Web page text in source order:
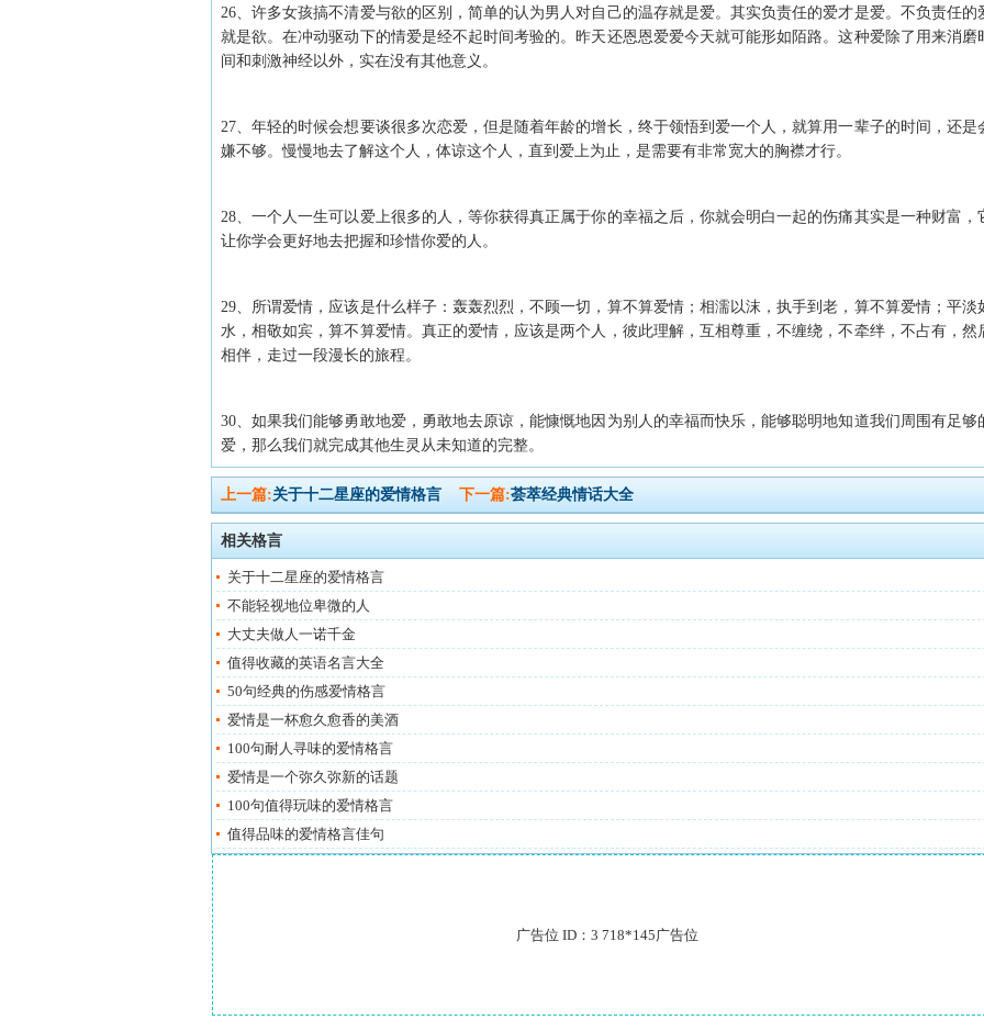
26、许多女孩搞不清爱与欲的区别，简单的认为男人对自己的温存就是爱。其实负责任的爱才是爱。不负责任的
就是欲。在冲动驱动下的情爱是经不起时间考验的。昨天还恩恩爱爱今天就可能形如陌路。这种爱除了用来消磨
间和刺激神经以外，实在没有其他意义。
27、年轻的时候会想要谈很多次恋爱，但是随着年龄的增长，终于领悟到爱一个人，就算用一辈子的时间，还是
嫌不够。慢慢地去了解这个人，体谅这个人，直到爱上为止，是需要有非常宽大的胸襟才行。
28、一个人一生可以爱上很多的人，等你获得真正属于你的幸福之后，你就会明白一起的伤痛其实是一种财富，
让你学会更好地去把握和珍惜你爱的人。
29、所谓爱情，应该是什么样子：轰轰烈烈，不顾一切，算不算爱情；相濡以沫，执手到老，算不算爱情；平淡
水，相敬如宾，算不算爱情。真正的爱情，应该是两个人，彼此理解，互相尊重，不缠绕，不牵绊，不占有，然
相伴，走过一段漫长的旅程。
30、如果我们能够勇敢地爱，勇敢地去原谅，能慷慨地因为别人的幸福而快乐，能够聪明地知道我们周围有足够
爱，那么我们就完成其他生灵从未知道的完整。
上一篇:关于十二星座的爱情格言 下一篇:荟萃经典情话大全
相关格言
关于十二星座的爱情格言
不能轻视地位卑微的人
大丈夫做人一诺千金
值得收藏的英语名言大全
50句经典的伤感爱情格言
爱情是一杯愈久愈香的美酒
100句耐人寻味的爱情格言
爱情是一个弥久弥新的话题
100句值得玩味的爱情格言
值得品味的爱情格言佳句
广告位 ID：3 718*145广告位